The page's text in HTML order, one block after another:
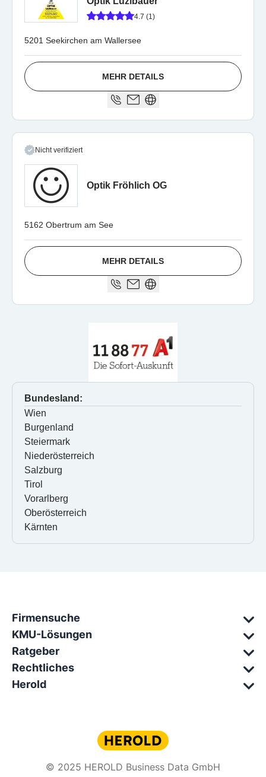
4.7 (1)
5201 Seekirchen am Wallersee
MEHR DETAILS
Nicht verifiziert
Optik Fröhlich OG
5162 Obertrum am See
MEHR DETAILS
Bundesland:
Wien
Burgenland
Steiermark
Niederösterreich
Salzburg
Tirol
Vorarlberg
Oberösterreich
Kärnten
Firmensuche
KMU-Lösungen
Ratgeber
Rechtliches
Herold
© 2025 HEROLD Business Data GmbH